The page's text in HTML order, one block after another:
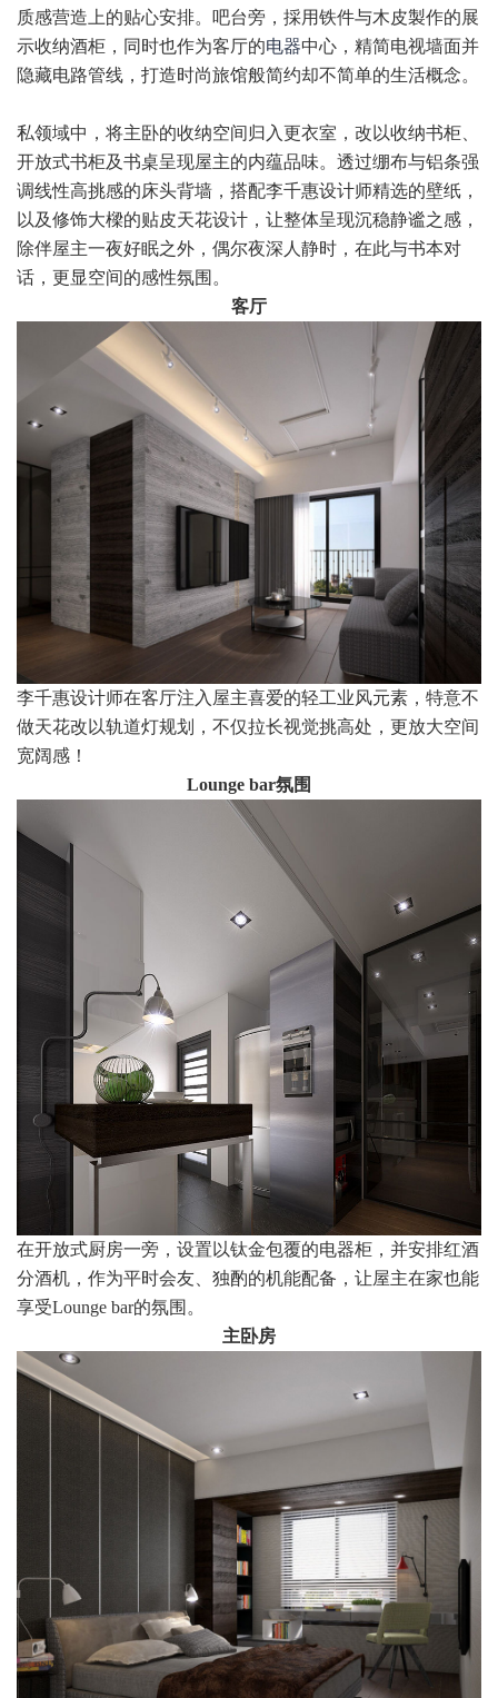
质感营造上的贴心安排。吧台旁，採用铁件与木皮製作的展
示收纳酒柜，同时也作为客厅的电器中心，精简电视墙面并
隐藏电路管线，打造时尚旅馆般简约却不简单的生活概念。
私领域中，将主卧的收纳空间归入更衣室，改以收纳书柜、
开放式书柜及书桌呈现屋主的内蕴品味。透过绷布与铝条强
调线性高挑感的床头背墙，搭配李千惠设计师精选的壁纸，
以及修饰大樑的贴皮天花设计，让整体呈现沉稳静谧之感，
除伴屋主一夜好眠之外，偶尔夜深人静时，在此与书本对
话，更显空间的感性氛围。
客厅
李千惠设计师在客厅注入屋主喜爱的轻工业风元素，特意不
做天花改以轨道灯规划，不仅拉长视觉挑高处，更放大空间
宽阔感！
Lounge bar氛围
在开放式厨房一旁，设置以钛金包覆的电器柜，并安排红酒
分酒机，作为平时会友、独酌的机能配备，让屋主在家也能
享受Lounge bar的氛围。
主卧房